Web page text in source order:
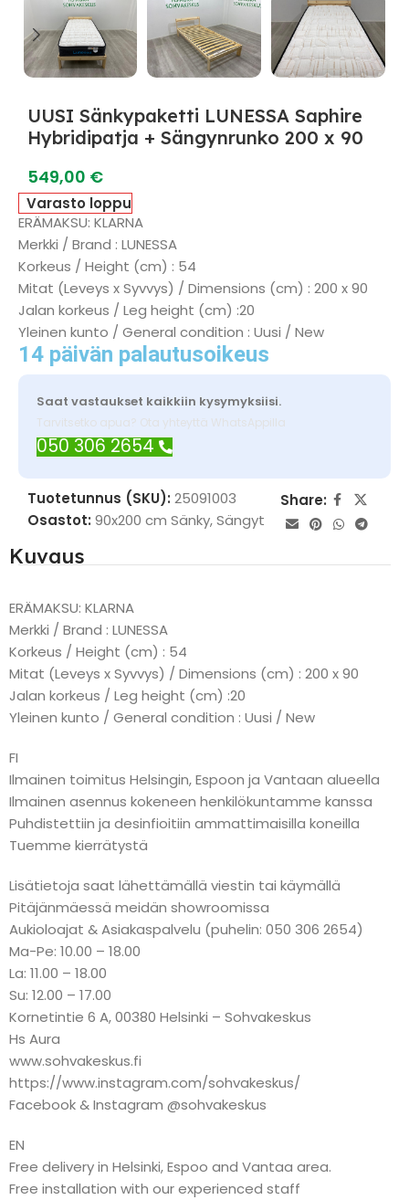
UUSI Sänkypaketti LUNESSA Saphire
Hybridipatja + Sängynrunko 200 x 90
549,00 €
Varasto loppu
ERÄMAKSU: KLARNA
Merkki / Brand : LUNESSA
Korkeus / Height (cm) : 54
Mitat (Leveys x Syvvys) / Dimensions (cm) : 200 x 90
Jalan korkeus / Leg height (cm) :20
Yleinen kunto / General condition : Uusi / New
14 päivän palautusoikeus
Saat vastaukset kaikkiin kysymyksiisi.
Tarvitsetko apua? Ota yhteyttä WhatsAppilla
050 306 2654
Tuotetunnus (SKU): 25091003
Osastot: 90x200 cm Sänky,Sängyt
Share:
Kuvaus
ERÄMAKSU: KLARNA
Merkki / Brand : LUNESSA
Korkeus / Height (cm) : 54
Mitat (Leveys x Syvvys) / Dimensions (cm) : 200 x 90
Jalan korkeus / Leg height (cm) :20
Yleinen kunto / General condition : Uusi / New
FI
Ilmainen toimitus Helsingin, Espoon ja Vantaan alueella
Ilmainen asennus kokeneen henkilökuntamme kanssa
Puhdistettiin ja desinfioitiin ammattimaisilla koneilla
Tuemme kierrätystä
Lisätietoja saat lähettämällä viestin tai käymällä
Pitäjänmäessä meidän showroomissa
Aukioloajat & Asiakaspalvelu (puhelin: 050 306 2654)
Ma-Pe: 10.00 – 18.00
La: 11.00 – 18.00
Su: 12.00 – 17.00
Kornetintie 6 A, 00380 Helsinki – Sohvakeskus
Hs Aura
www.sohvakeskus.fi
https://www.instagram.com/sohvakeskus/
Facebook & Instagram @sohvakeskus
EN
Free delivery in Helsinki, Espoo and Vantaa area.
Free installation with our experienced staff